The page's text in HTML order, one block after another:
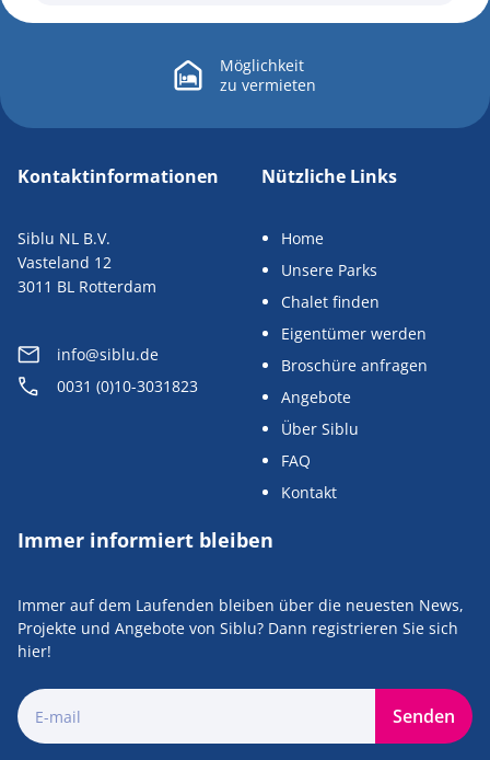
Möglichkeit
zu vermieten
Kontaktinformationen
Siblu NL B.V.
Vasteland 12
3011 BL Rotterdam
info@siblu.de
0031 (0)10-3031823
Nützliche Links
Home
Unsere Parks
Chalet finden
Eigentümer werden
Broschüre anfragen
Angebote
Über Siblu
FAQ
Kontakt
Immer informiert bleiben
Immer auf dem Laufenden bleiben über die neuesten News,
Projekte und Angebote von Siblu? Dann registrieren Sie sich
hier!
Senden